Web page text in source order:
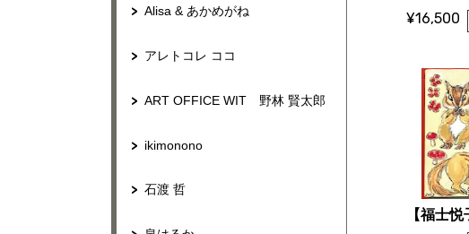
Alisa & あかめがね
アレトコレ ココ
ART OFFICE WIT 野林 賢太郎
ikimonono
石渡 哲
¥16,500